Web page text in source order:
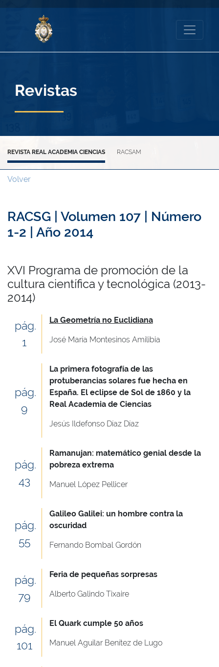
Revistas
REVISTA REAL ACADEMIA CIENCIAS RACSAM
Volver
RACSG | Volumen 107 | Número
1-2 | Año 2014
XVI Programa de promoción de la
cultura científica y tecnológica (2013-
2014)
pág.
1
La Geometría no Euclidiana
José María Montesinos Amilibia
pág.
9
La primera fotografía de las
protuberancias solares fue hecha en
España. El eclipse de Sol de 1860 y la
Real Academia de Ciencias
Jesús Ildefonso Díaz Díaz
pág.
43
Ramanujan: matemático genial desde la
pobreza extrema
Manuel López Pellicer
pág.
55
Galileo Galilei: un hombre contra la
oscuridad
Fernando Bombal Gordón
pág.
79
Feria de pequeñas sorpresas
Alberto Galindo Tixaire
pág.
101
El Quark cumple 50 años
Manuel Aguilar Benítez de Lugo